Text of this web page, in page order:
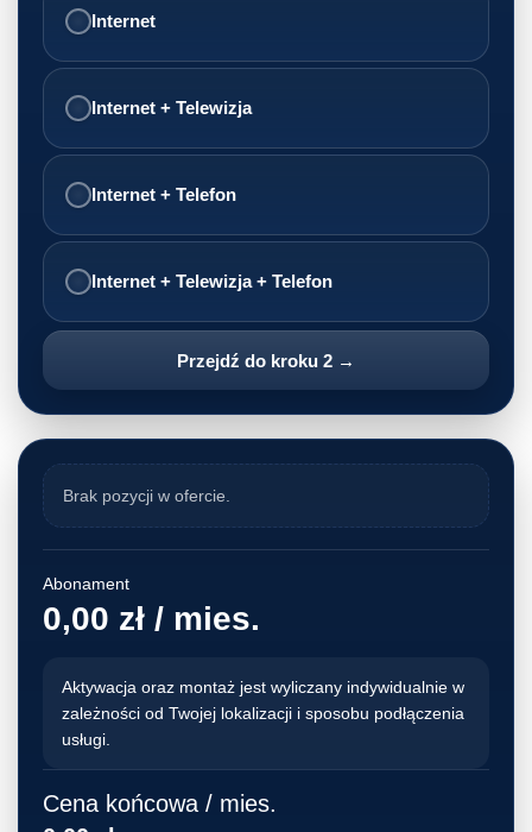
Internet
Internet + Telewizja
Internet + Telefon
Internet + Telewizja + Telefon
Przejdź do kroku 2 →
Brak pozycji w ofercie.
Abonament
0,00 zł / mies.
Aktywacja oraz montaż jest wyliczany indywidualnie w
zależności od Twojej lokalizacji i sposobu podłączenia
usługi.
Cena końcowa / mies.